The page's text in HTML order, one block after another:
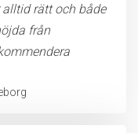
rätt och både
från